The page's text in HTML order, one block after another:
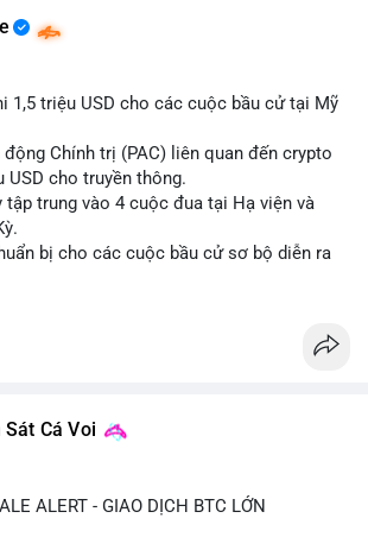
1,5 triệu USD cho các cuộc bầu cử tại Mỹ
động Chính trị (PAC) liên quan đến crypto
USD cho truyền thông.
tập trung vào 4 cuộc đua tại Hạ viện và
bị cho các cuộc bầu cử sơ bộ diễn ra
Cá Voi
ALERT - GIAO DỊCH BTC LỚN